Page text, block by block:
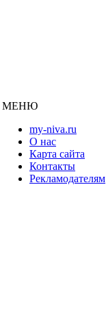
МЕНЮ
my-niva.ru
О нас
Карта сайта
Контакты
Рекламодателям